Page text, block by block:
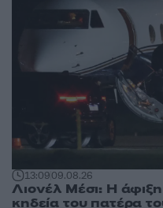
13:0909.08.26
Λιονέλ Μέσι: Η
κηδεία του πατέρα